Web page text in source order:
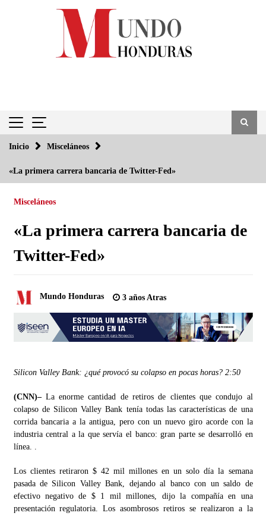
Inicio Misceláneos
«La primera carrera bancaria de Twitter-Fed»
Misceláneos
«La primera carrera bancaria de
Twitter-Fed»
Mundo Honduras 3 años Atras
Silicon Valley Bank: ¿qué provocó su colapso en pocas horas? 2:50
(CNN)–La enorme cantidad de retiros de clientes que condujo al
colapso de Silicon Valley Bank tenía todas las características de una
corrida bancaria a la antigua, pero con un nuevo giro acorde con la
industria central a la que servía el banco: gran parte se desarrolló en
línea. .
Los clientes retiraron $ 42 mil millones en un solo día la semana
pasada de Silicon Valley Bank, dejando al banco con un saldo de
efectivo negativo de $ 1 mil millones, dijo la compañía en una
presentación regulatoria. Los asombrosos retiros se realizaron a la